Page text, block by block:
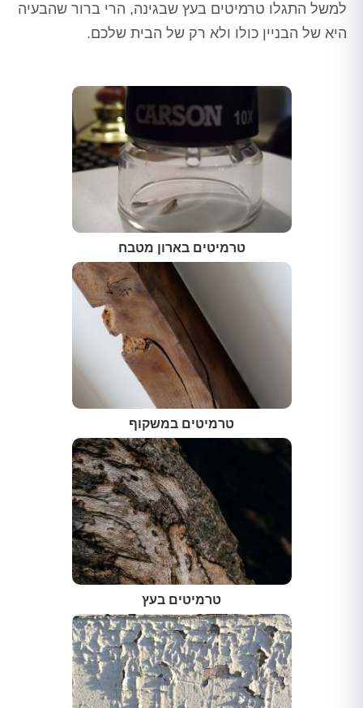
למשל התגלו טרמיטים בעץ שבגינה, הרי ברור שהבעיה
היא של הבניין כולו ולא רק של הבית שלכם.
טרמיטים בארון מטבח
טרמיטים במשקוף
טרמיטים בעץ